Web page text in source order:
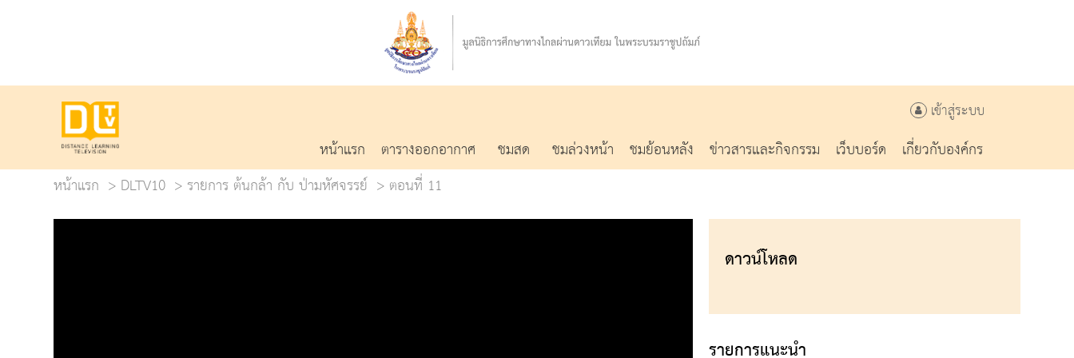
เข้าสู่ระบบ
หน้าแรก ตารางออกอากาศ ชมสด ชมล่วงหน้า ชมย้อนหลัง ข่าวสารและกิจกรรม เว็บบอร์ด
เกี่ยวกับองค์กร
หน้าแรก
DLTV10 รายการ ต้นกล้า กับ ป่ามหัศจรรย์ ตอนที่ 11
ดาวน์โหลด
รายการแนะนำ